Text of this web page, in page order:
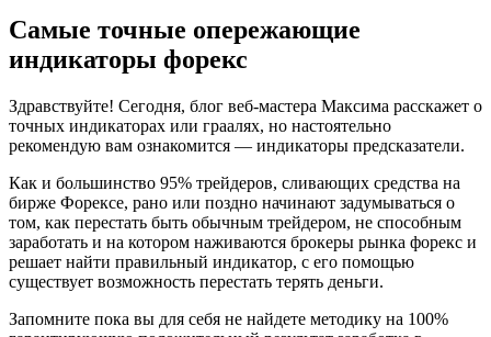
Самые точные опережающие
индикаторы форекс
Здравствуйте! Сегодня, блог веб-мастера Максима расскажет о
точных индикаторах или граалях, но настоятельно
рекомендую вам ознакомится — индикаторы предсказатели.
Как и большинство 95% трейдеров, сливающих средства на
бирже Форексе, рано или поздно начинают задумываться о
том, как перестать быть обычным трейдером, не способным
заработать и на котором наживаются брокеры рынка форекс и
решает найти правильный индикатор, с его помощью
существует возможность перестать терять деньги.
Запомните пока вы для себя не найдете методику на 100%